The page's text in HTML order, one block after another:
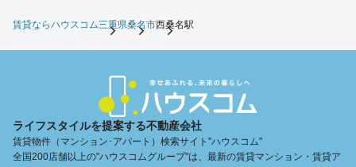
賃貸ならハウスコム三重県桑名市西桑名駅
ライフスタイルを提案する不動産会社
賃貸物件（マンション･アパート）検索サイト"ハウスコム"
全国200店舗以上の"ハウスコムグループ"は、最新の賃貸マンション・賃貸ア